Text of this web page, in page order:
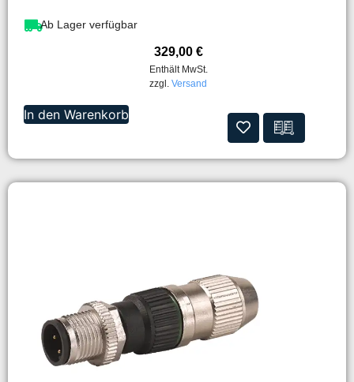
Ab Lager verfügbar
329,00 €
Enthält MwSt.
zzgl. Versand
In den Warenkorb